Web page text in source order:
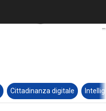
Cittadinanza digitale